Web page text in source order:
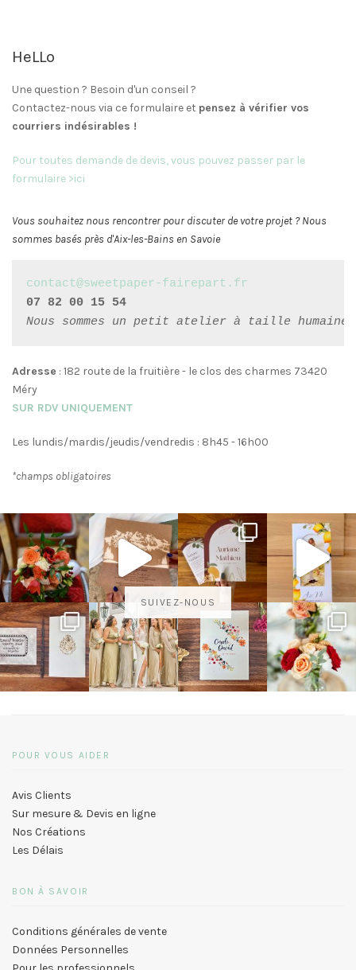
HeLLo
Une question ? Besoin d'un conseil ?
Contactez-nous via ce formulaire et pensez à vérifier vos
courriers indésirables !
Pour toutes demande de devis, vous pouvez passer par le
formulaire >ici
Vous souhaitez nous rencontrer pour discuter de votre projet ? Nous
sommes basés près d'Aix-les-Bains en Savoie
contact@sweetpaper-fairepart.fr
Nous sommes un petit atelier à taille
Adresse : 182 route de la fruitière - le clos des charmes 73420
Méry
SUR RDV UNIQUEMENT
Les lundis/mardis/jeudis/vendredis : 8h45 - 16h00
*champs obligatoires
SUIVEZ-NOUS
POUR VOUS AIDER
Avis Clients
Sur mesure & Devis en ligne
Nos Créations
Les Délais
BON À SAVOIR
Conditions générales de vente
Données Personnelles